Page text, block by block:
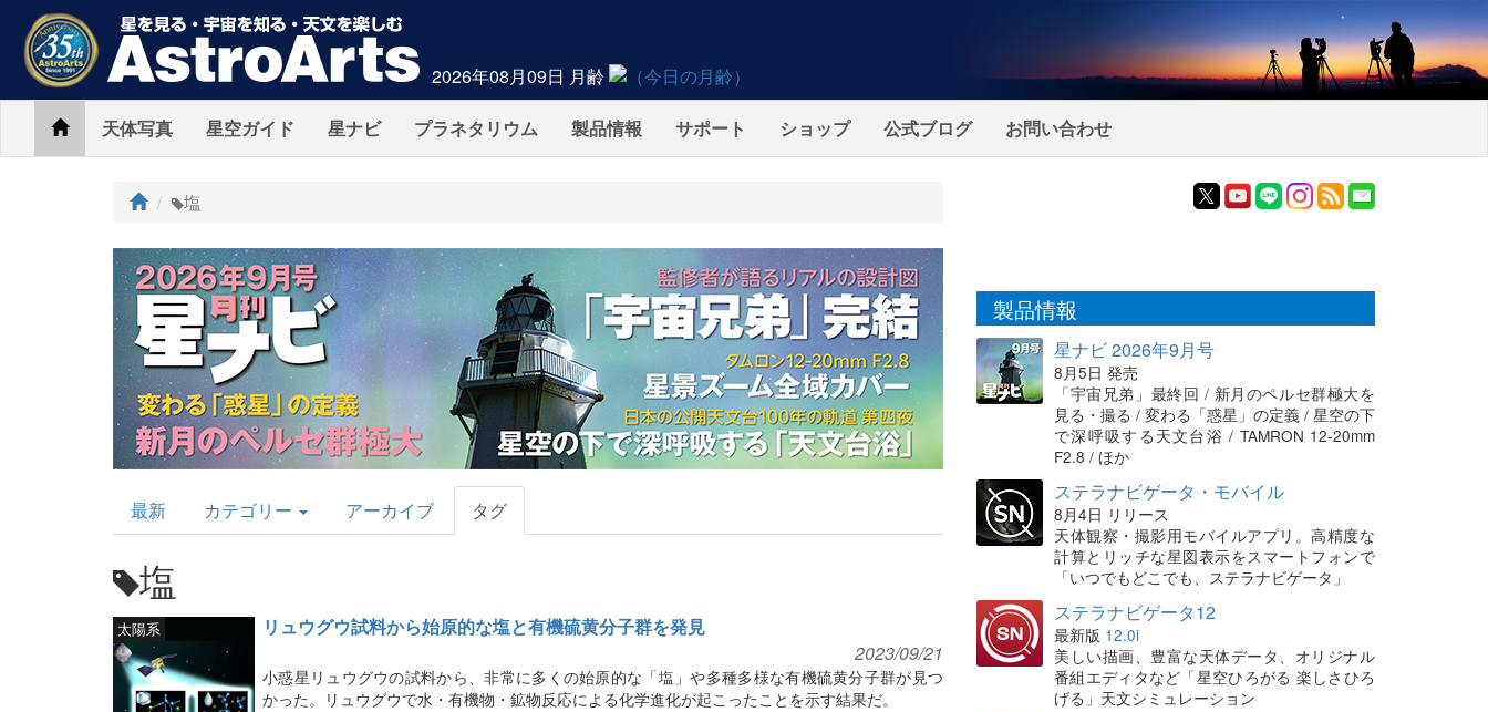
2026年08月09日 月齢
Home天体写真 星空ガイド 星ナビ プラネタリウム 製品情報 サポート ショップ 公式ブログ お問い合わせ
ト
プ
塩
AstroArts
Topics
最新 カテゴリー アーカイブ タグ
塩
リュウグウ試料から始原的な塩と有機硫黄分子群を発見
太陽系
2023/09/21
小惑星リュウグウの試料から、非常に多くの始原的な「塩」や多種多様な有機硫黄分子群が見つ
かった。リュウグウで水・有機物・鉱物反応による化学進化が起こったことを示す結果だ。
製品情報
星ナビ 2026年9月号
8月5日 発売
「宇宙兄弟」最終回 / 新月のペルセ群極大を
見る・撮る / 変わる「惑星」の定義 / 星空の下
で深呼吸する天文台浴 / TAMRON 12-20mm
F2.8 / ほか
ステラナビゲータ・モバイル
8月4日 リリース
天体観察・撮影用モバイルアプリ。高精度な
計算とリッチな星図表示をスマートフォンで
「いつでもどこでも、ステラナビゲータ」
ステラナビゲータ12
最新版 12.0i
美しい描画、豊富な天体データ、オリジナル
番組エディタなど「星空ひろがる 楽しさひろ
げる」天文シミュレーション